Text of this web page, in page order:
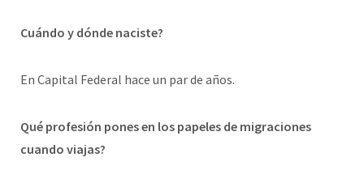
Cuándo y dónde naciste?
En Capital Federal hace un par de años.
Qué profesión pones en los papeles de migraciones
cuando viajas?